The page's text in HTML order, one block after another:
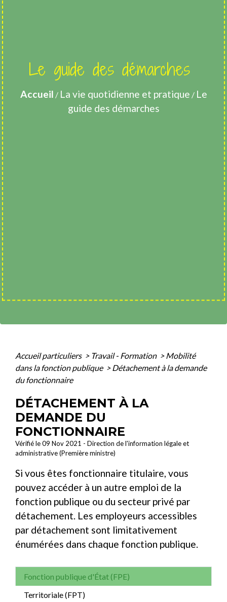
Le guide des démarches
Accueil / La vie quotidienne et pratique / Le
guide des démarches
Accueil particuliers > Travail - Formation > Mobilité
dans la fonction publique > Détachement à la demande
du fonctionnaire
DÉTACHEMENT À LA
DEMANDE DU
FONCTIONNAIRE
Vérifié le 09 Nov 2021 - Direction de l'information légale et
administrative (Première ministre)
Si vous êtes fonctionnaire titulaire, vous
pouvez accéder à un autre emploi de la
fonction publique ou du secteur privé par
détachement. Les employeurs accessibles
par détachement sont limitativement
énumérées dans chaque fonction publique.
Fonction publique d'État (FPE)
Territoriale (FPT)